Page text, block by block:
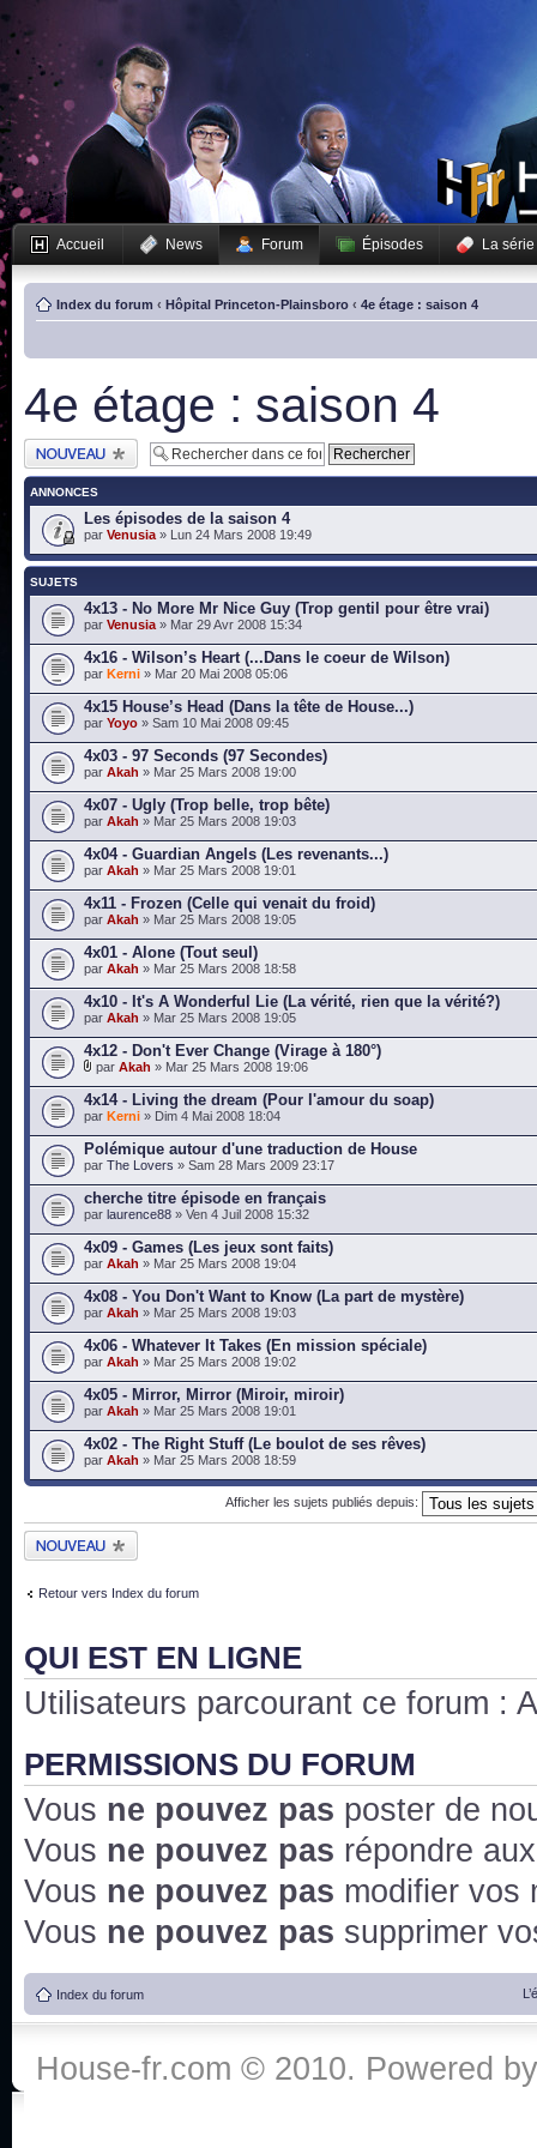
Accueil News Forum Épisodes La série
Index du forum ‹ Hôpital Princeton-Plainsboro ‹ 4e étage : saison 4
4e étage : saison 4
Publier un nouveau
sujet
ANNONCES
Les épisodes de la saison 4
par Venusia » Lun 24 Mars 2008 19:49
SUJETS
4x13 - No More Mr Nice Guy (Trop gentil pour être vrai)
par Venusia » Mar 29 Avr 2008 15:34
4x16 - Wilson’s Heart (...Dans le coeur de Wilson)
par Kerni » Mar 20 Mai 2008 05:06
4x15 House’s Head (Dans la tête de House...)
par Yoyo » Sam 10 Mai 2008 09:45
4x03 - 97 Seconds (97 Secondes)
par Akah » Mar 25 Mars 2008 19:00
4x07 - Ugly (Trop belle, trop bête)
par Akah » Mar 25 Mars 2008 19:03
4x04 - Guardian Angels (Les revenants...)
par Akah » Mar 25 Mars 2008 19:01
4x11 - Frozen (Celle qui venait du froid)
par Akah » Mar 25 Mars 2008 19:05
4x01 - Alone (Tout seul)
par Akah » Mar 25 Mars 2008 18:58
4x10 - It's A Wonderful Lie (La vérité, rien que la vérité?)
par Akah » Mar 25 Mars 2008 19:05
4x12 - Don't Ever Change (Virage à 180°)
par Akah » Mar 25 Mars 2008 19:06
4x14 - Living the dream (Pour l'amour du soap)
par Kerni » Dim 4 Mai 2008 18:04
Polémique autour d'une traduction de House
par The Lovers » Sam 28 Mars 2009 23:17
cherche titre épisode en français
par laurence88 » Ven 4 Juil 2008 15:32
4x09 - Games (Les jeux sont faits)
par Akah » Mar 25 Mars 2008 19:04
4x08 - You Don't Want to Know (La part de mystère)
par Akah » Mar 25 Mars 2008 19:03
4x06 - Whatever It Takes (En mission spéciale)
par Akah » Mar 25 Mars 2008 19:02
4x05 - Mirror, Mirror (Miroir, miroir)
par Akah » Mar 25 Mars 2008 19:01
4x02 - The Right Stuff (Le boulot de ses rêves)
par Akah » Mar 25 Mars 2008 18:59
Afficher les sujets publiés depuis:
Publier un nouveau
sujet
Retour vers Index du forum
QUI EST EN LIGNE
Utilisateurs parcourant ce forum :
PERMISSIONS DU FORUM
Vous ne pouvez pas poster de
Vous ne pouvez pas répondre
Vous ne pouvez pas modifier vos
Vous ne pouvez pas supprimer
Index du forum
House-fr.com © 2010. Powered